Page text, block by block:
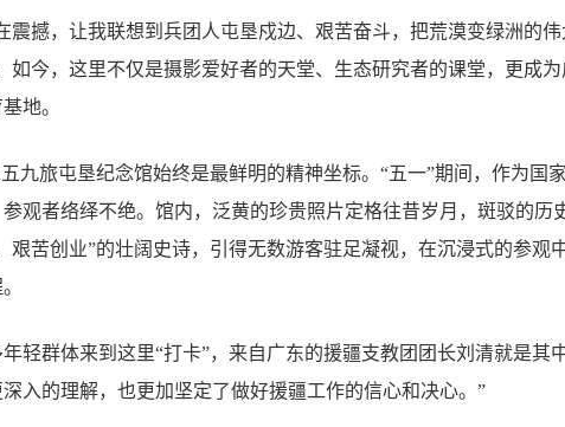
震撼，让我联想到兵团人屯垦戍边、艰苦奋斗，把荒漠变绿洲的
如今，这里不仅是摄影爱好者的天堂、生态研究者的课堂，更成
地。
九旅屯垦纪念馆始终是最鲜明的精神坐标。“五一”期间，作为国
观者络绎不绝。馆内，泛黄的珍贵照片定格往昔岁月，斑驳的历
艰苦创业”的壮阔史诗，引得无数游客驻足凝视，在沉浸式的参观
轻群体来到这里“打卡”，来自广东的援疆支教团团长刘清就是其
入的理解，也更加坚定了做好援疆工作的信心和决心。”